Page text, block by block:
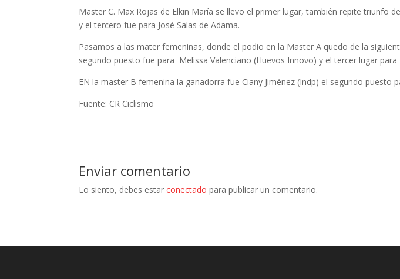
Master C. Max Rojas de Elkin María se llevo el primer lugar, también repite triunfo
y el tercero fue para José Salas de Adama.
Pasamos a las mater femeninas, donde el podio en la Master A quedo de la
segundo puesto fue para Melissa Valenciano (Huevos Innovo) y el tercer lugar para
EN la master B femenina la ganadorra fue Ciany Jiménez (Indp) el segundo
Fuente: CR Ciclismo
Enviar comentario
Lo siento, debes estarconectado para publicar un comentario.